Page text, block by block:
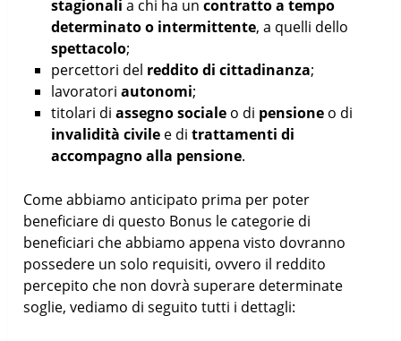
stagionali a chi ha un contratto a tempo
determinato o intermittente, a quelli dello
spettacolo;
percettori del reddito di cittadinanza;
lavoratori autonomi;
titolari di assegno socialeo di pensioneo di
invalidità civilee di trattamenti di
accompagno alla pensione.
Come abbiamo anticipato prima per poter
beneficiare di questo Bonus le categorie di
beneficiari che abbiamo appena visto dovranno
possedere un solo requisiti, ovvero il reddito
percepito che non dovrà superare determinate
soglie, vediamo di seguito tutti i dettagli: